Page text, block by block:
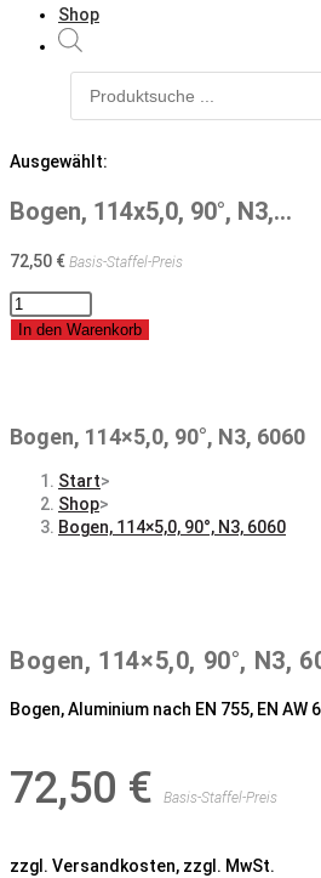
Shop
Ausgewählt:
Bogen, 114x5,0, 90°, N3,…
72,50 € Basis-Staffel-Preis
Bogen,
114x5,0,
Menge
In den Warenkorb
Bogen, 114×5,0, 90°, N3, 6060
Start>
Shop>
Bogen, 114×5,0, 90°, N3, 6060
Bogen, 114×5,0, 90°, N3,
Bogen, Aluminium nach EN 755, EN AW
72,50 € Basis-Staffel-Preis
zzgl. Versandkosten, zzgl. MwSt.